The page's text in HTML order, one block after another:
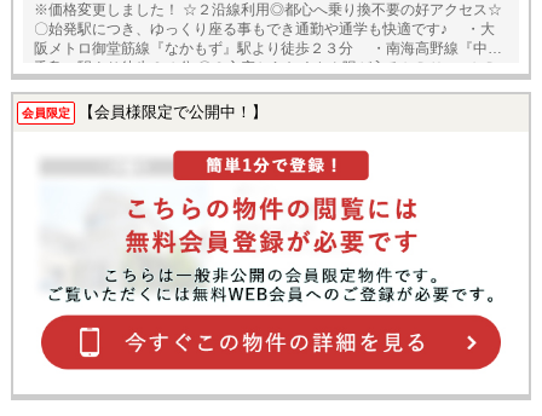
※価格変更しました！ ☆２沿線利用◎都心へ乗り換不要の好アクセス☆
〇始発駅につき、ゆっくり座る事もでき通勤や通学も快適です♪ ・大
阪メトロ御堂筋線『なかもず』駅より徒歩２３分 ・南海高野線『中百
舌鳥』駅より徒歩２４分 〇３方窓からたくさん陽が入るＬＤＫ♪ ＬＤ
ある内装です◎初期費用も抑えられて嬉しいですね(＊^^＊) 〇火を使わ
ないオール電化住宅♪ 夏場の調理も快適☆お子様や複数人で一緒にお料
庭や洗濯物が多い日も、バルコニーと浴室乾燥機に分ける事ができ効率
い家具のき跡も気にならず、インテリアや家具の配置も自由路自在です
く暮らしていただけます◎ ●堺市立土師小学校 徒歩１２分 ●堺
市立東百舌鳥中学校 徒歩１８分 ご内覧可能です♪是非一度現地ご覧
下さい(^^)/
会員限定 【会員様限定で公開中！】